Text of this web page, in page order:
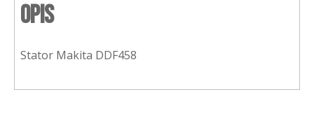
Opis
Stator Makita DDF458